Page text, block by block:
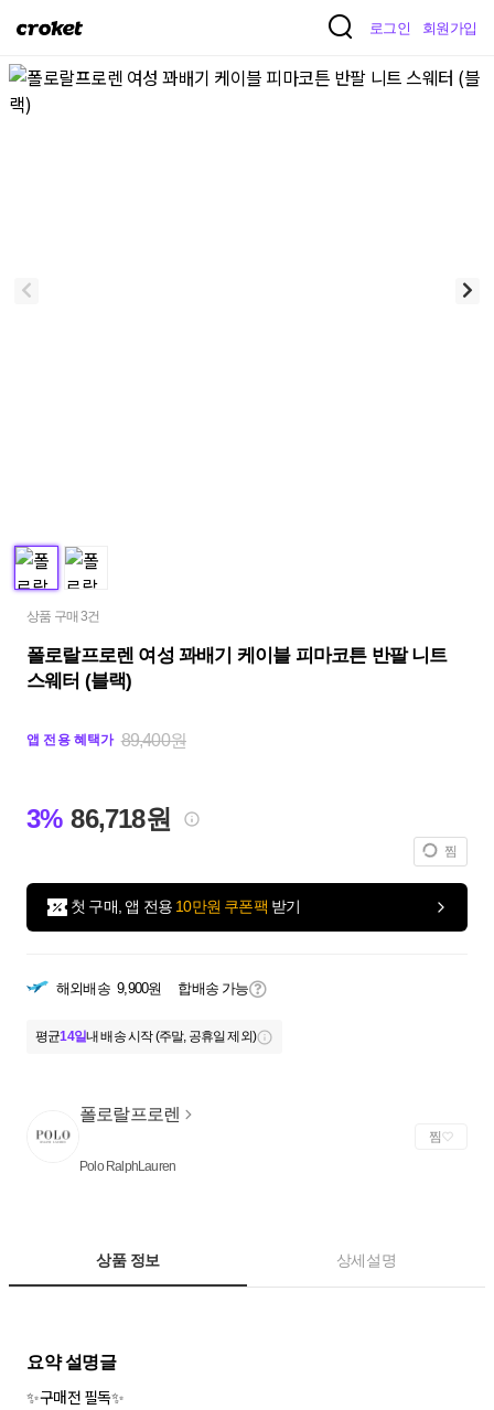
크
켓
로그인 회원가입
상품 구매 3건
폴로랄프로렌 여성 꽈배기 케이블 피마코튼 반팔 니트
스웨터 (블랙)
앱 전용 혜택가 89,400원
3% 86,718원
찜
첫 구매, 앱 전용 10만원 쿠폰팩 받기
해외배송 9,900원 합배송 가능
평균14일내 배송 시작 (주말, 공휴일 제외)
폴로랄프로렌
Polo RalphLauren
찜
상품 정보 상세설명
요약 설명글
✨구매전 필독✨